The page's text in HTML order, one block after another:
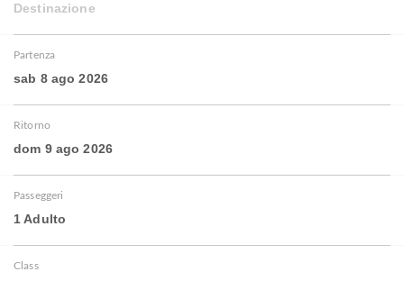
Destinazione
Partenza
sab 8 ago 2026
Ritorno
dom 9 ago 2026
Passeggeri
1 Adulto
Class